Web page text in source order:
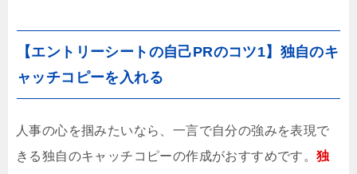
【エントリーシートの自己PRのコツ1】独自のキ
ャッチコピーを入れる
人事の心を掴みたいなら、一言で自分の強みを表現で
きる独自のキャッチコピーの作成がおすすめです。独